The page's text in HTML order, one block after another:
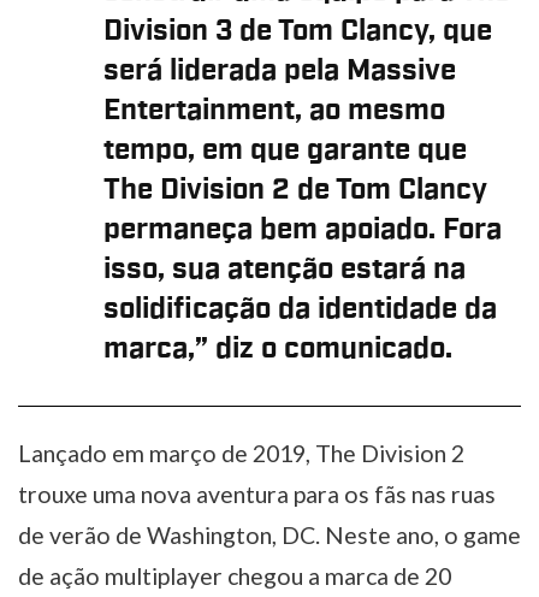
Division 3 de Tom Clancy, que
será liderada pela Massive
Entertainment, ao mesmo
tempo, em que garante que
The Division 2 de Tom Clancy
permaneça bem apoiado. Fora
isso, sua atenção estará na
solidificação da identidade da
marca,” diz o comunicado.
Lançado em março de 2019, The Division 2
trouxe uma nova aventura para os fãs nas ruas
de verão de Washington, DC. Neste ano, o game
de ação multiplayer chegou a marca de 20